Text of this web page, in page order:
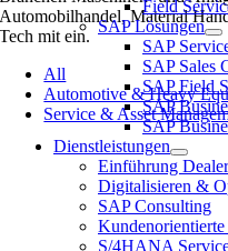
Field
SAP Lösungen
SAP
SAP Sales
SAP Field
SAP
SAP
Dienstleistungen
Einführung
Digitalisieren &
SAP Consulting
S/4HANA
Automobilhandel, Material
Tech mit ein.
All
Automotive & Heavy
Service & Asset